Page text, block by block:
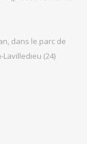
dans le parc de
(24)